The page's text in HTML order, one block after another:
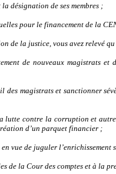
désignation de ses membres ;
pour le financement de la
de la justice, vous avez relevé
de nouveaux magistrats
magistrats et sanctionner
lutte contre la corruption et
d’un parquet financier ;
vue de juguler l’enrichissement
de la Cour des comptes et à la